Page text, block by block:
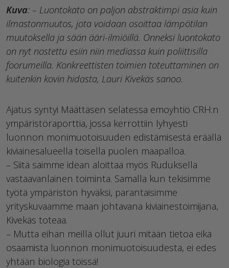
Kuva: – Luontokato on paljon abstraktimpi asia kuin
ilmastonmuutos, jota voidaan osoittaa lämpötilan
muutoksella ja sään ääri-ilmiöillä. Onneksi luontokato
on nyt nostettu esiin niin mediassa kuin poliittisilla
foorumeilla. Konkreettisten toimien toteuttaminen on
kuitenkin kovin hidasta, Lauri Kivekäs sanoo.
Ajatus syntyi Määttäsen selatessa emoyhtiö CRH:n
ympäristöraporttia, jossa kerrottiin lyhyesti
luonnon monimuotoisuuden edistämisestä eräällä
kiviainesalueella toisella puolen maapalloa.
– Siitä saimme idean aloittaa myös Ruduksella
vastaavanlainen toiminta. Samalla kun tekisimme
työtä ympäristön hyväksi, parantaisimme
yrityskuvaamme maan johtavana kiviainestoimijana,
Kivekäs toteaa.
– Mutta eihän meillä ollut juuri mitään tietoa eikä
osaamista luonnon monimuotoisuudesta, ei edes
yhtään biologia töissä!